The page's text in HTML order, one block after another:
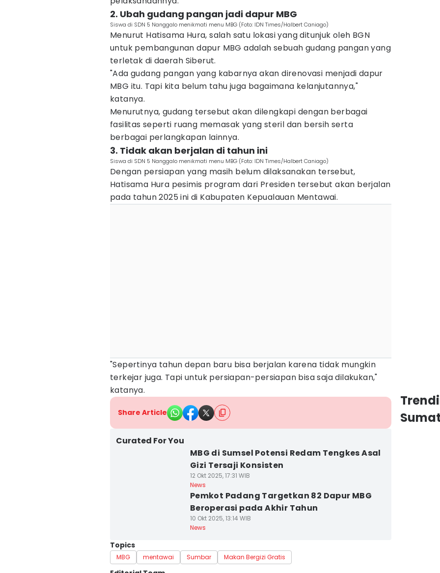
2. Ubah gudang pangan jadi dapur MBG
Siswa di SDN 5 Nanggalo menikmati menu MBG (Foto: IDN Times/Halbert Caniago)
Menurut Hatisama Hura, salah satu lokasi yang ditunjuk oleh BGN
untuk pembangunan dapur MBG adalah sebuah gudang pangan yang
terletak di daerah Siberut.
"Ada gudang pangan yang kabarnya akan direnovasi menjadi dapur
MBG itu. Tapi kita belum tahu juga bagaimana kelanjutannya,"
katanya.
Menurutnya, gudang tersebut akan dilengkapi dengan berbagai
fasilitas seperti ruang memasak yang steril dan bersih serta
berbagai perlangkapan lainnya.
3. Tidak akan berjalan di tahun ini
Siswa di SDN 5 Nanggalo menikmati menu MBG (Foto: IDN Times/Halbert Caniago)
Dengan persiapan yang masih belum dilaksanakan tersebut,
Hatisama Hura pesimis program dari Presiden tersebut akan berjalan
pada tahun 2025 ini di Kabupaten Kepualauan Mentawai.
"Sepertinya tahun depan baru bisa berjalan karena tidak mungkin
terkejar juga. Tapi untuk persiapan-persiapan bisa saja dilakukan,"
katanya.
Share Article
Curated For You
MBG di Sumsel Potensi Redam Tengkes Asal
Gizi Tersaji Konsisten
12 Okt 2025, 17:31 WIB
News
Pemkot Padang Targetkan 82 Dapur MBG
Beroperasi pada Akhir Tahun
10 Okt 2025, 13:14 WIB
News
Topics
MBG mentawai Sumbar Makan Bergizi Gratis